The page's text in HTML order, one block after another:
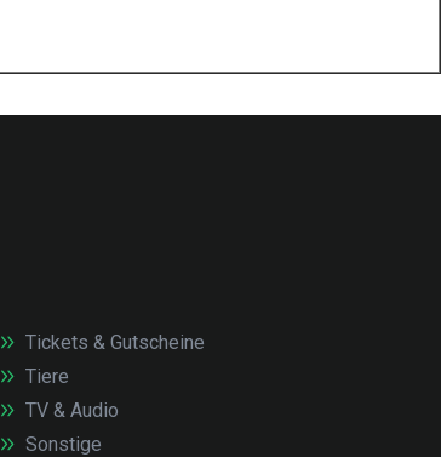
Tickets & Gutscheine
Tiere
TV & Audio
Sonstige